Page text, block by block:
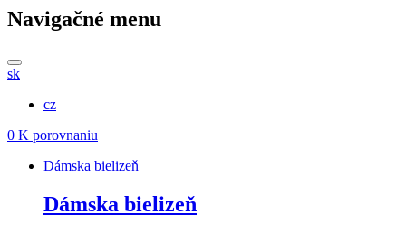
Navigačné menu
sk
cz
0 K porovnaniu
Dámska bielizeň
Dámska bielizeň